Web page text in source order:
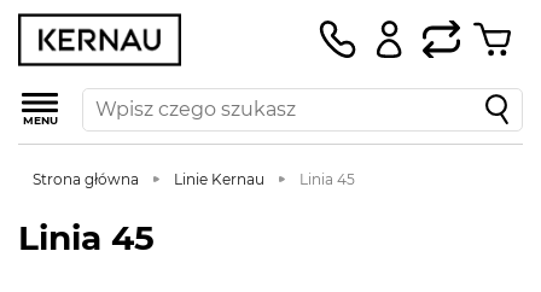
MENU
Strona główna Linie Kernau Linia 45
Linia 45